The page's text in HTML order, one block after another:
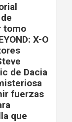
tomo
X-O
de Dacia
fuerzas
que